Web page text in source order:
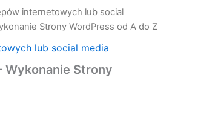
internetowych lub social
Strony WordPress od A do Z
lub social media
Wykonanie Strony